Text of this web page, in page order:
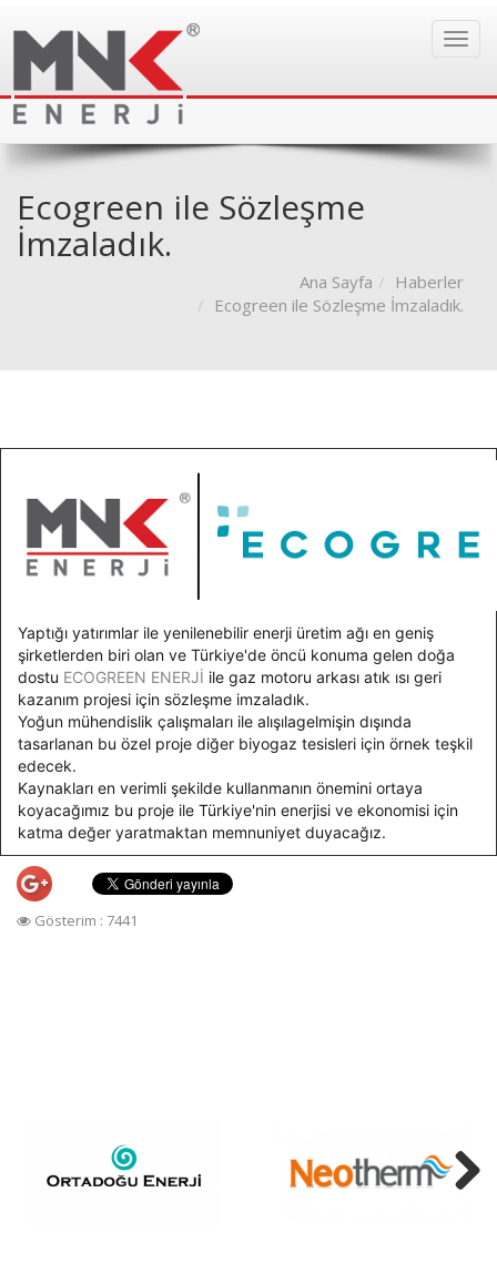
Ecogreen ile Sözleşme
İmzaladık.
Ana Sayfa
Haberler
Ecogreen ile Sözleşme İmzaladık.
Yaptığı yatırımlar ile yenilenebilir enerji üretim ağı en geniş
şirketlerden biri olan ve Türkiye'de öncü konuma gelen doğa
dostu ECOGREEN ENERJİ ile gaz motoru arkası atık ısı geri
kazanım projesi için sözleşme imzaladık.
Yoğun mühendislik çalışmaları ile alışılagelmişin dışında
tasarlanan bu özel proje diğer biyogaz tesisleri için örnek teşkil
edecek.
Kaynakları en verimli şekilde kullanmanın önemini ortaya
koyacağımız bu proje ile Türkiye'nin enerjisi ve ekonomisi için
katma değer yaratmaktan memnuniyet duyacağız.
Gösterim : 7441